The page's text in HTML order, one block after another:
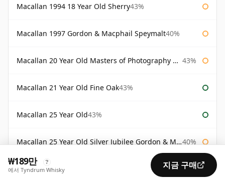
Macallan 1994 18 Year Old Sherry43%
Macallan 1997 Gordon & Macphail Speymalt40%
Macallan 20 Year Old Masters of Photography Albert Watson 43%
Macallan 21 Year Old Fine Oak43%
Macallan 25 Year Old43%
Macallan 25 Year Old Silver Jubilee Gordon & Macphail 40%
Macallan 30 Year Old Fine Oak
₩189만 ?
에서 Tyndrum Whisky 지금 구매